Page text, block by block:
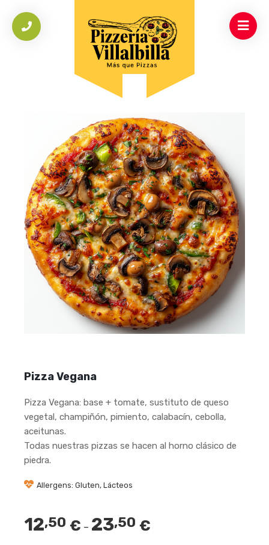
PIZZA VEGANA
Pizza Vegana
Pizza Vegana: base + tomate, sustituto de queso
vegetal, champiñón, pimiento, calabacín, cebolla,
aceitunas.
Todas nuestras pizzas se hacen al horno clásico de
piedra.
Allergens: Gluten, Lácteos
12,50 € – 23,50 €